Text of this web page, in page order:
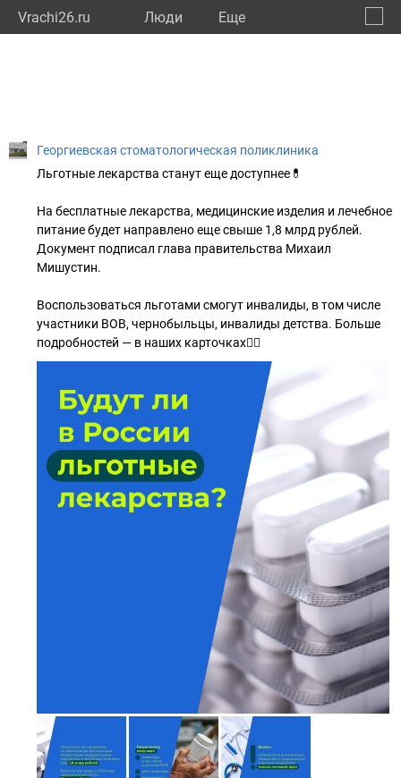
Vrachi26.ru Люди Eще
Георгиевская стоматологическая поликлиника
Льготные лекарства станут еще доступнее💊
На бесплатные лекарства, медицинские изделия и лечебное
питание будет направлено еще свыше 1,8 млрд рублей.
Документ подписал глава правительства Михаил
Мишустин.
Воспользоваться льготами смогут инвалиды, в том числе
участники ВОВ, чернобыльцы, инвалиды детства. Больше
подробностей — в наших карточках👇🏻